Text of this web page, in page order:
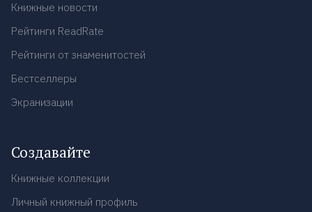
Книжные новости
Рейтинги ReadRate
Рейтинги от знаменитостей
Бестселлеры
Экранизации
Создавайте
Книжные коллекции
Личный книжный профиль